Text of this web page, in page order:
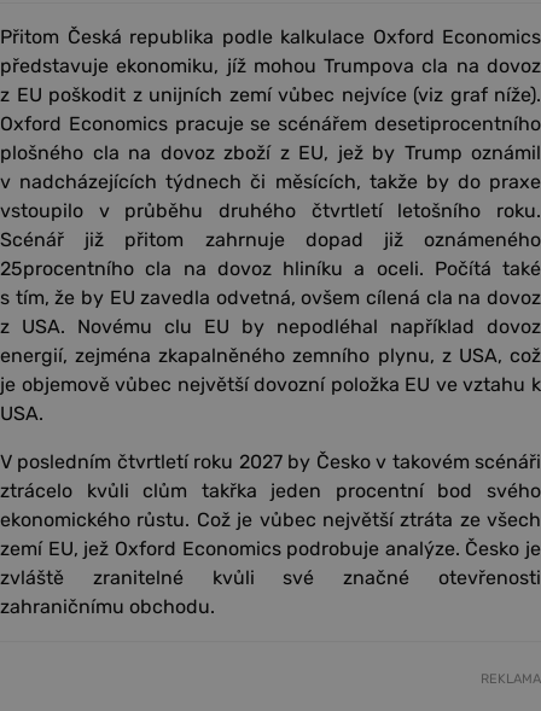
Přitom Česká republika podle kalkulace Oxford Economics
představuje ekonomiku, jíž mohou Trumpova cla na dovoz
z EU poškodit z unijních zemí vůbec nejvíce (viz graf níže).
Oxford Economics pracuje se scénářem desetiprocentního
plošného cla na dovoz zboží z EU, jež by Trump oznámil
v nadcházejících týdnech či měsících, takže by do praxe
vstoupilo v průběhu druhého čtvrtletí letošního roku.
Scénář již přitom zahrnuje dopad již oznámeného
25procentního cla na dovoz hliníku a oceli. Počítá také
s tím, že by EU zavedla odvetná, ovšem cílená cla na dovoz
z USA. Novému clu EU by nepodléhal například dovoz
energií, zejména zkapalněného zemního plynu, z USA, což
je objemově vůbec největší dovozní položka EU ve vztahu k
USA.
V posledním čtvrtletí roku 2027 by Česko v takovém scénáři
ztrácelo kvůli clům takřka jeden procentní bod svého
ekonomického růstu. Což je vůbec největší ztráta ze všech
zemí EU, jež Oxford Economics podrobuje analýze. Česko je
zvláště zranitelné kvůli své značné otevřenosti
zahraničnímu obchodu.
REKLAMA